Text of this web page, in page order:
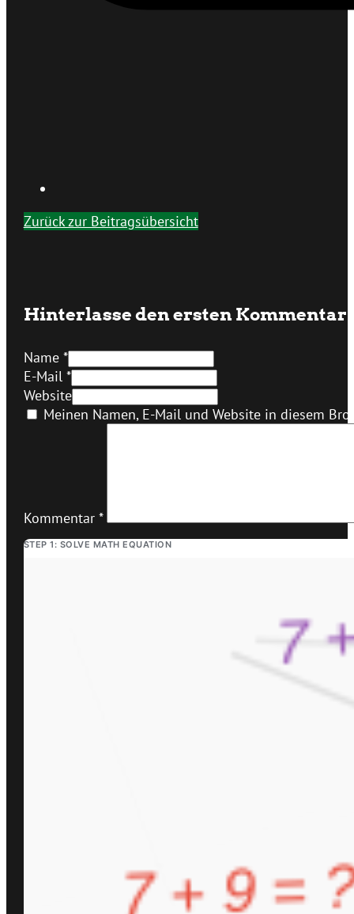
Zurück zur Beitragsübersicht
Hinterlasse den ersten Kommentar
Name *
E-Mail *
Website
Meinen Namen, E-Mail und Website in diesem
Kommentar *
STEP 1: SOLVE MATH EQUATION